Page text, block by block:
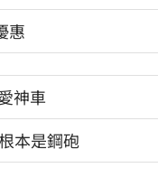
惠
神車
本是鋼砲